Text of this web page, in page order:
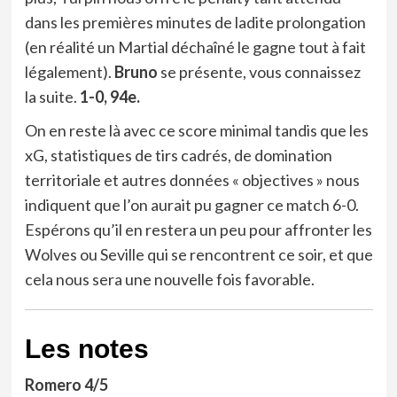
dans les premières minutes de ladite prolongation
(en réalité un Martial déchaîné le gagne tout à fait
légalement). Bruno se présente, vous connaissez
la suite. 1-0, 94e.
On en reste là avec ce score minimal tandis que les
xG, statistiques de tirs cadrés, de domination
territoriale et autres données « objectives » nous
indiquent que l’on aurait pu gagner ce match 6-0.
Espérons qu’il en restera un peu pour affronter les
Wolves ou Seville qui se rencontrent ce soir, et que
cela nous sera une nouvelle fois favorable.
Les notes
Romero 4/5